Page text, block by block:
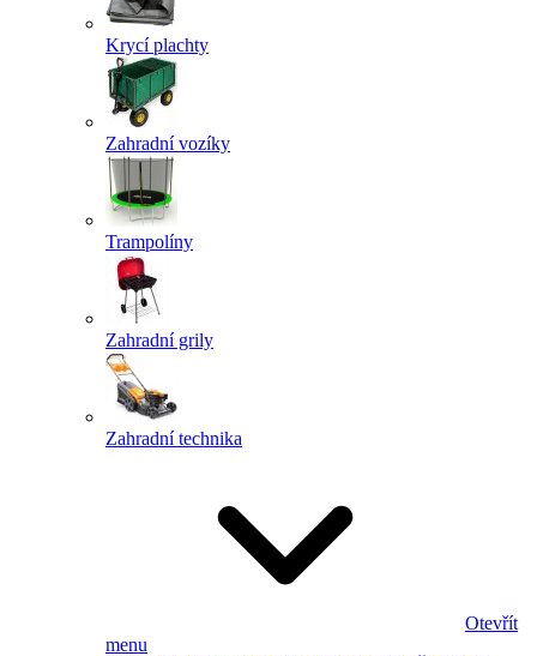
Krycí plachty
Zahradní vozíky
Trampolíny
Zahradní grily
Zahradní technika
Otevřít
menu